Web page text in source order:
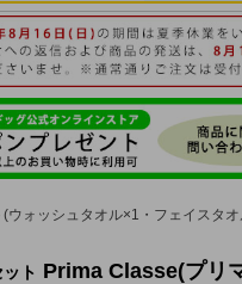
ォッシュタオル×1・フェイスタ
ト Prima Classe(プリ